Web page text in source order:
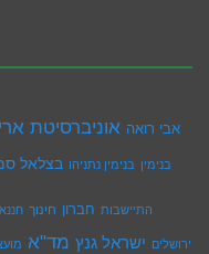
אבי רואה אוניברסיטת
בנימין בנימין נתניהו בצלאל
התיישבות חברון חינוך
ירושלים ישראל גנץ מד"א